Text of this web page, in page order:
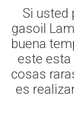
Si usted
gasoil
buena
este esta
cosas
es